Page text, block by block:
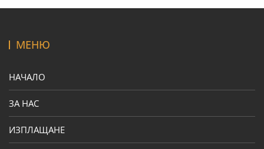
МЕНЮ
НАЧАЛО
ЗА НАС
ИЗПЛАЩАНЕ